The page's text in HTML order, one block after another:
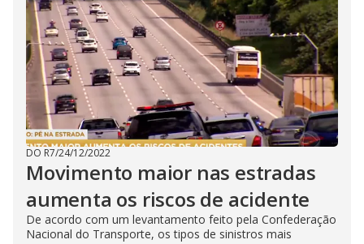
DO R7/24/12/2022
Movimento maior nas estradas
aumenta os riscos de acidente
De acordo com um levantamento feito pela Confederação
Nacional do Transporte, os tipos de sinistros mais